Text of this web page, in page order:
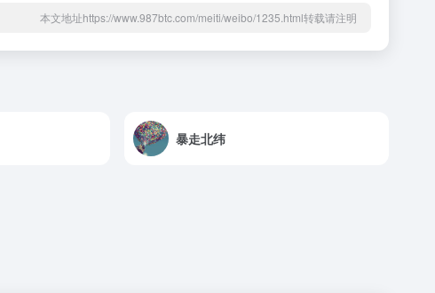
本文地址https://www.987btc.com/meiti/weibo/1235.html转载请注明
暴走北纬